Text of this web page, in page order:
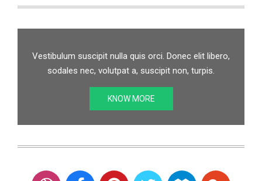
Vestibulum suscipit nulla quis orci. Donec elit libero,
sodales nec, volutpat a, suscipit non, turpis.
KNOW MORE